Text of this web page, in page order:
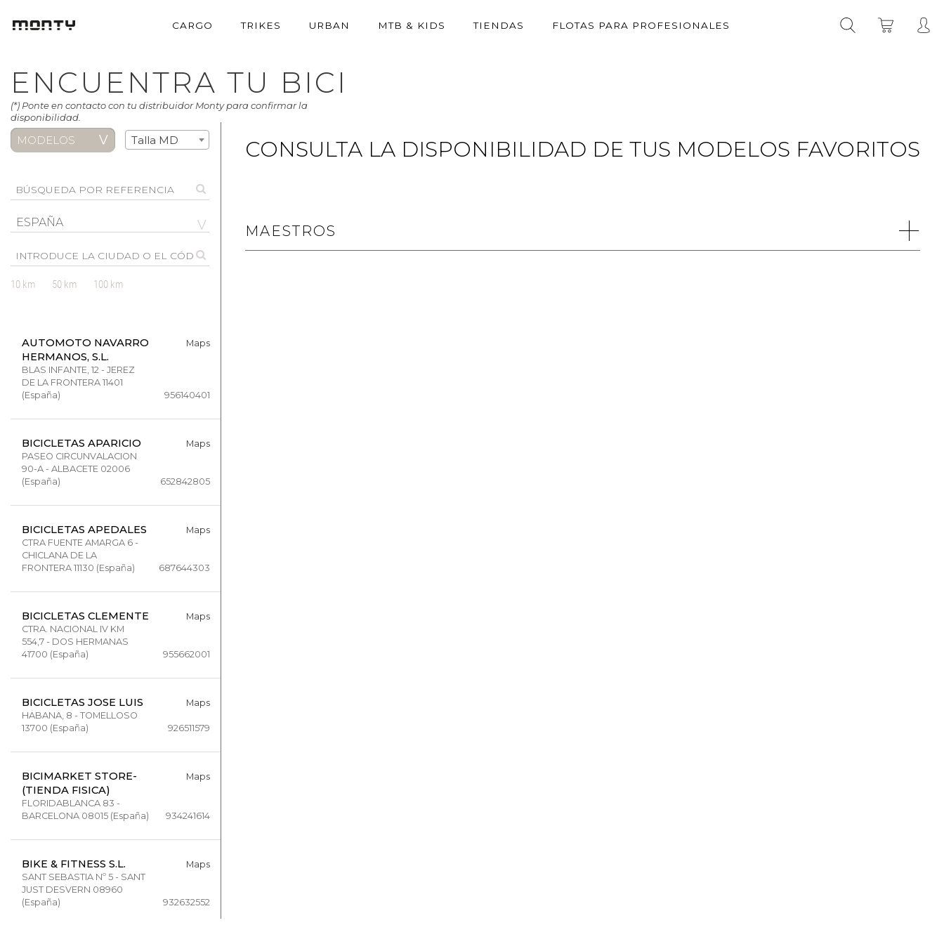
CARGO TRIKES URBAN MTB & KIDS TIENDAS FLOTAS PARA PROFESIONALES
ENCUENTRA TU BICI
(*) Ponte en contacto con tu distribuidor Monty para confirmar la
disponibilidad.
MODELOS Talla MD
ESPAÑA
10 km 50 km 100 km
AUTOMOTO NAVARRO
HERMANOS, S.L.
Maps
BLAS INFANTE, 12 - JEREZ
DE LA FRONTERA 11401
(España)
956140401
BICICLETAS APARICIO
Maps
PASEO CIRCUNVALACION
90-A - ALBACETE 02006
(España)
652842805
BICICLETAS APEDALES
Maps
CTRA FUENTE AMARGA 6 -
CHICLANA DE LA
FRONTERA 11130 (España)
687644303
BICICLETAS CLEMENTE
Maps
CTRA. NACIONAL IV KM
554,7 - DOS HERMANAS
41700 (España)
955662001
BICICLETAS JOSE LUIS
Maps
HABANA, 8 - TOMELLOSO
13700 (España)
926511579
BICIMARKET STORE-
(TIENDA FISICA)
Maps
FLORIDABLANCA 83 -
BARCELONA 08015 (España)
934241614
BIKE & FITNESS S.L.
Maps
SANT SEBASTIA Nº 5 - SANT
JUST DESVERN 08960
(España)
932632552
CONSULTA LA DISPONIBILIDAD DE TUS MODELOS FAVORITOS
MAESTROS